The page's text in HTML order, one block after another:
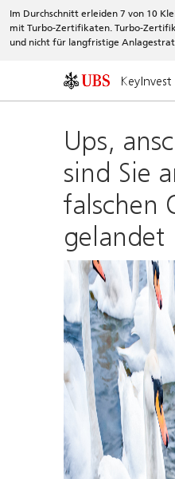
Im Durchschnitt erleiden 7 von 10
mit Turbo-Zertifikaten. Turbo-
und nicht für langfristige
KeyInvest
Ups,
sind Sie
falschen
gelandet